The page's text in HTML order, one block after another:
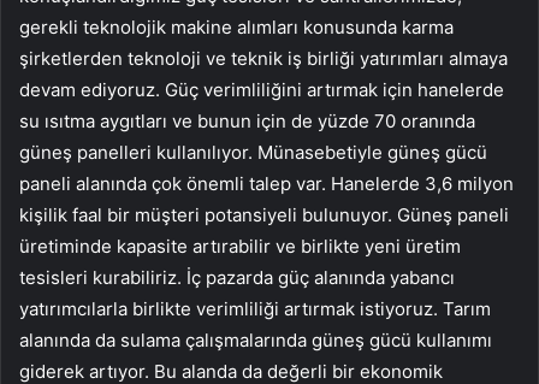
gerekli teknolojik makine alımları konusunda karma
şirketlerden teknoloji ve teknik iş birliği yatırımları almaya
devam ediyoruz. Güç verimliliğini artırmak için hanelerde
su ısıtma aygıtları ve bunun için de yüzde 70 oranında
güneş panelleri kullanılıyor. Münasebetiyle güneş gücü
paneli alanında çok önemli talep var. Hanelerde 3,6 milyon
kişilik faal bir müşteri potansiyeli bulunuyor. Güneş paneli
üretiminde kapasite artırabilir ve birlikte yeni üretim
tesisleri kurabiliriz. İç pazarda güç alanında yabancı
yatırımcılarla birlikte verimliliği artırmak istiyoruz. Tarım
alanında da sulama çalışmalarında güneş gücü kullanımı
giderek artıyor. Bu alanda da değerli bir ekonomik